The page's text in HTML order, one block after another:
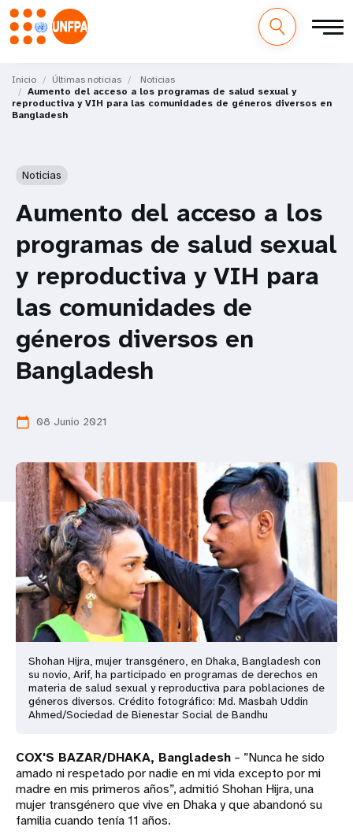
contenido
principal
M
a
Inicio Últimas noticias
Noticias
Aumento del acceso a los programas de salud sexual y
reproductiva y VIH para las comunidades de géneros diversos en
Bangladesh
Noticias
Aumento del acceso a los
programas de salud sexual
y reproductiva y VIH para
las comunidades de
géneros diversos en
Bangladesh
calendar_today 08 Junio 2021
Shohan Hijra, mujer transgénero, en Dhaka, Bangladesh con
su novio, Arif, ha participado en programas de derechos en
materia de salud sexual y reproductiva para poblaciones de
géneros diversos. Crédito fotográfico: Md. Masbah Uddin
Ahmed/Sociedad de Bienestar Social de Bandhu
COX'S BAZAR/DHAKA, Bangladesh – ”Nunca he sido
amado ni respetado por nadie en mi vida excepto por mi
madre en mis primeros años”, admitió Shohan Hijra, una
mujer transgénero que vive en Dhaka y que abandonó su
familia cuando tenía 11 años.